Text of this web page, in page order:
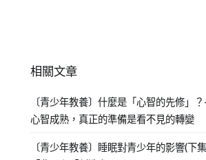
相關文章
〔青少年教養〕什麼是「心智的先修」
心智成熟，真正的準備是看不見的轉變
〔青少年教養〕睡眠對青少年的影響(下